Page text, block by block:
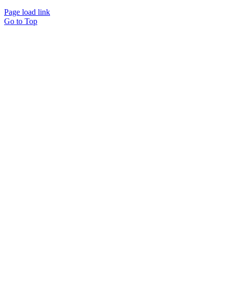
Page load link
Go to Top